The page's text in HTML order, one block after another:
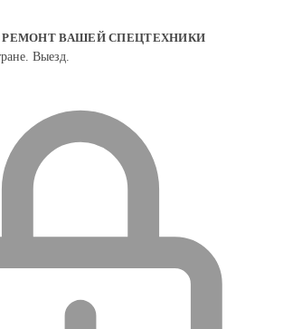
РЕМОНТ ВАШЕЙ СПЕЦТЕХНИКИ
Выезд.